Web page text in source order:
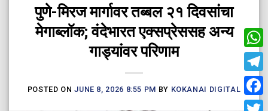
पुणे-मिरज मार्गावर तब्बल २१ दिवसांचा
मेगाब्लॉक; वंदेभारत एक्सप्रेससह अन्य
गाड्यांवर परिणाम
POSTED ONJUNE 8, 2026 8:55 PM BY KOKANAI DIGITAL